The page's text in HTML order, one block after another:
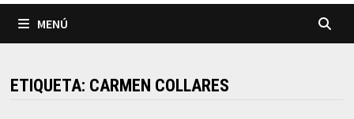
MENÚ
ETIQUETA: CARMEN COLLARES